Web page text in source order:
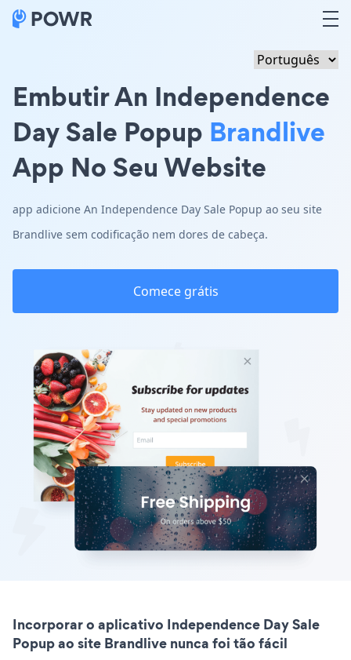
Embutir An Independence
Day Sale Popup Brandlive
App No Seu Website
app adicione An Independence Day Sale Popup ao seu site
Brandlive sem codificação nem dores de cabeça.
Comece grátis
Incorporar o aplicativo Independence Day Sale
Popup ao site Brandlive nunca foi tão fácil